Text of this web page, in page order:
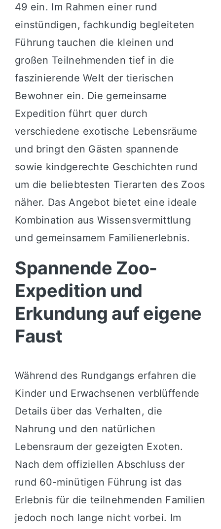
49 ein. Im Rahmen einer rund
einstündigen, fachkundig begleiteten
Führung tauchen die kleinen und
großen Teilnehmenden tief in die
faszinierende Welt der tierischen
Bewohner ein. Die gemeinsame
Expedition führt quer durch
verschiedene exotische Lebensräume
und bringt den Gästen spannende
sowie kindgerechte Geschichten rund
um die beliebtesten Tierarten des Zoos
näher. Das Angebot bietet eine ideale
Kombination aus Wissensvermittlung
und gemeinsamem Familienerlebnis.
Spannende Zoo-
Expedition und
Erkundung auf eigene
Faust
Während des Rundgangs erfahren die
Kinder und Erwachsenen verblüffende
Details über das Verhalten, die
Nahrung und den natürlichen
Lebensraum der gezeigten Exoten.
Nach dem offiziellen Abschluss der
rund 60-minütigen Führung ist das
Erlebnis für die teilnehmenden Familien
jedoch noch lange nicht vorbei. Im